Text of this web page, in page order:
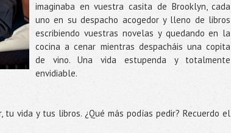
imaginaba en vuestra casita de Brooklyn, cada
uno en su despacho acogedor y lleno de libros
escribiendo vuestras novelas y quedando en la
cocina a cenar mientras despacháis una copita
de vino. Una vida estupenda y totalmente
envidiable.
vida y tus libros. ¿Qué más podías pedir? Recuerdo el